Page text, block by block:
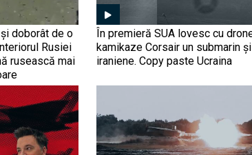
doborât de o
Rusiei
rusească mai
În premieră SUA lovesc cu
kamikaze Corsair un submarin
iraniene. Copy paste Ucraina